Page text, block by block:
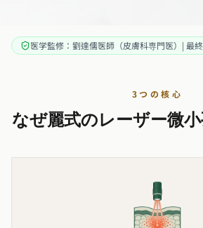
医学監修：劉達儒医師（皮膚科専門医）| 最
3つの核心
なぜ麗式のレーザー微